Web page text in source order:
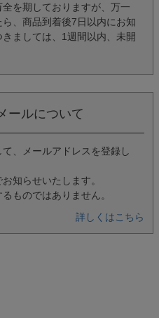
を期しておりますが、万一
、商品到着後7日以内にお知
ましては、1週間以内、未開
ールについて
、メールアドレスを登録し
知らせいたします。
ものではありません。
詳しくはこちら